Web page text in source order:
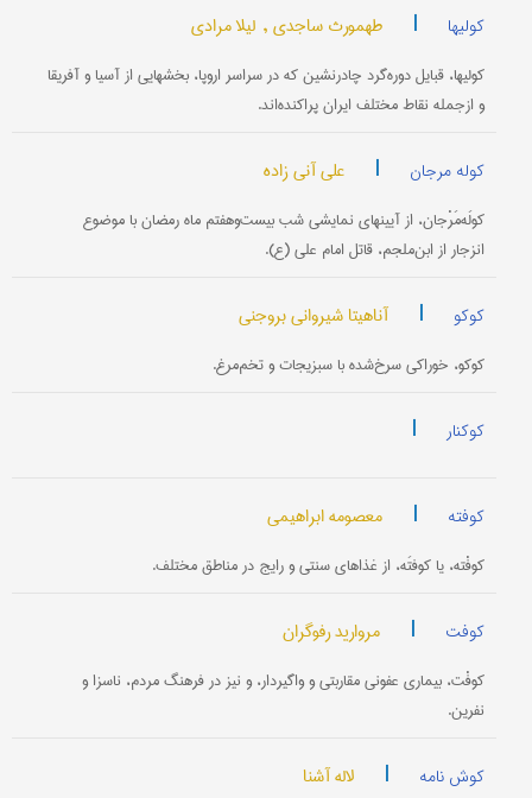
کولیها | طهمورث ساجدی , لیلا مرادی
کولیها، قبایل دوره‌گرد چادرنشین که در سراسر اروپا، بخشهایی از آسیا و آفریقا
و ازجمله نقاط مختلف ایران پراکنده‌اند.
کوله مرجان | علی آنی زاده
کولَه‌مَرْجان، از آیینهای نمایشی شب بیست‌وهفتم ماه رمضان با موضوع
انزجار از ابن‌ملجم، قاتل امام علی (ع).
کوکو | آناهیتا شیروانی بروجنی
کوکو، خوراکی سرخ‌شده با سبزیجات و تخم‌مرغ.
کوکنار |
کوفته | معصومه ابراهیمی
کوفْته، یا کوفتَه، از غذاهای سنتی و رایج در مناطق مختلف.
کوفت | مروارید رفوگران
کوفْت، بیماری‌ عفونی مقاربتی و واگیردار، و نیز در فرهنگ مردم، ناسزا و
نفرین.
کوش نامه | لاله آشنا